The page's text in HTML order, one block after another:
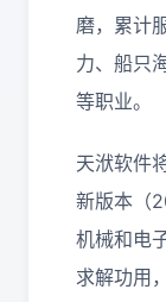
磨，累计
力、船只
等职业。
天洑软件
新版本（
机械和电
求解功用